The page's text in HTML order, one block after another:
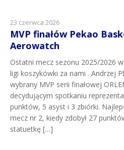
23 czerwca 2026
MVP finałów Pekao
Aerowatch
Ostatni mecz sezonu 2025/2026
ligi koszykówki za nami . Andrzej
wybrany MVP serii finałowej
decydującym spotkaniu
punktów, 5 asyst i 3 zbiórki.
mecz nr 2, kiedy zdobył 27
statuetkę […]